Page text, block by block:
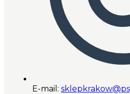
E-mail: